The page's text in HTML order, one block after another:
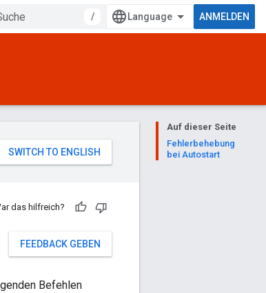
/ ANMELDEN
Auf dieser Seite
Fehlerbehebung
bei Autostart
das hilfreich?
FEEDBACK GEBEN
Befehlen